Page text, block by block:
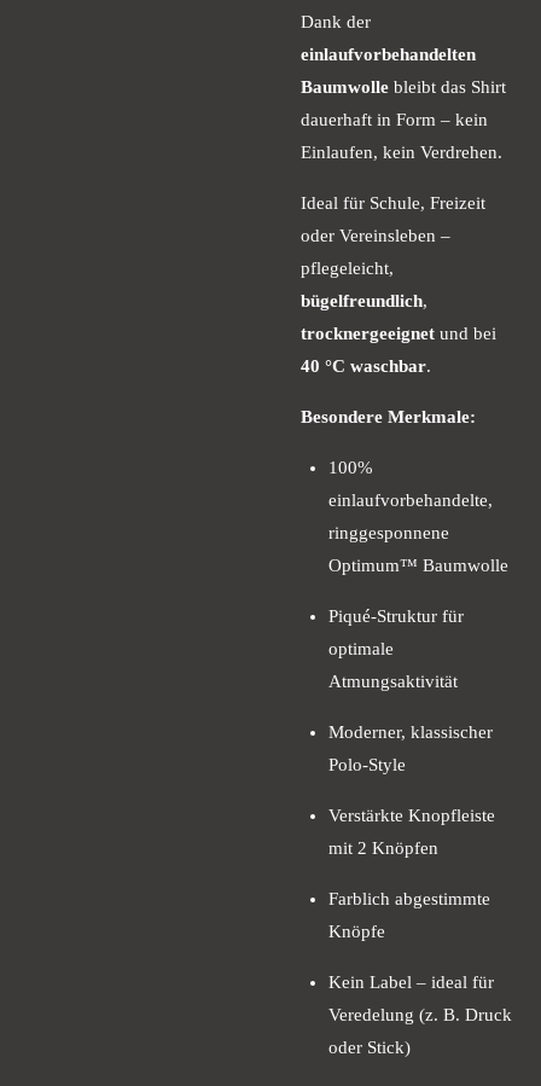
Dank der
einlaufvorbehandelten
Baumwolle bleibt das Shirt
dauerhaft in Form – kein
Einlaufen, kein Verdrehen.
Ideal für Schule, Freizeit
oder Vereinsleben –
pflegeleicht,
bügelfreundlich,
trocknergeeignet und bei
40 °C waschbar.
Besondere Merkmale:
100%
einlaufvorbehandelte,
ringgesponnene
Optimum™ Baumwolle
Piqué-Struktur für
optimale
Atmungsaktivität
Moderner, klassischer
Polo-Style
Verstärkte Knopfleiste
mit 2 Knöpfen
Farblich abgestimmte
Knöpfe
Kein Label – ideal für
Veredelung (z. B. Druck
oder Stick)